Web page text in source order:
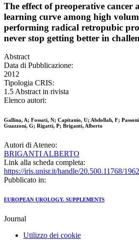
The effect of preoperative cancer
learning curve among high
performing radical retropubic
never stop getting better in
Abstract
Data di Pubblicazione:
2012
Tipologia CRIS:
1.5 Abstract in rivista
Elenco autori:
Gallina, A; Fossati, N; Capitanio, U; Abdollah, F;
Guazzoni, G; Rigatti, P; Briganti, Alberto
Autori di Ateneo:
BRIGANTI ALBERTO
Link alla scheda completa:
https://iris.unisr.it/handle/20.500.11768/
Pubblicato in:
EUROPEAN UROLOGY. SUPPLEMENTS
Journal
Utilizzo dei cookie